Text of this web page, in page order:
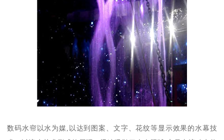
数码水帘以水为媒,以达到图案、文字、花纹等显示效果的水幕技